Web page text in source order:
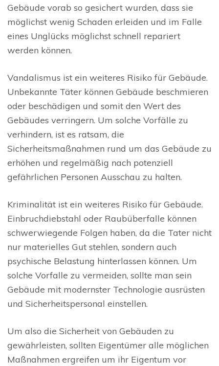
Gebäude vorab so gesichert wurden, dass sie
möglichst wenig Schaden erleiden und im Falle
eines Unglücks möglichst schnell repariert
werden können.
Vandalismus ist ein weiteres Risiko für Gebäude.
Unbekannte Täter können Gebäude beschmieren
oder beschädigen und somit den Wert des
Gebäudes verringern. Um solche Vorfälle zu
verhindern, ist es ratsam, die
Sicherheitsmaßnahmen rund um das Gebäude zu
erhöhen und regelmäßig nach potenziell
gefährlichen Personen Ausschau zu halten.
Kriminalität ist ein weiteres Risiko für Gebäude.
Einbruchdiebstahl oder Raubüberfalle können
schwerwiegende Folgen haben, da die Tater nicht
nur materielles Gut stehlen, sondern auch
psychische Belastung hinterlassen können. Um
solche Vorfalle zu vermeiden, sollte man sein
Gebäude mit modernster Technologie ausrüsten
und Sicherheitspersonal einstellen.
Um also die Sicherheit von Gebäuden zu
gewährleisten, sollten Eigentümer alle möglichen
Maßnahmen ergreifen um ihr Eigentum vor